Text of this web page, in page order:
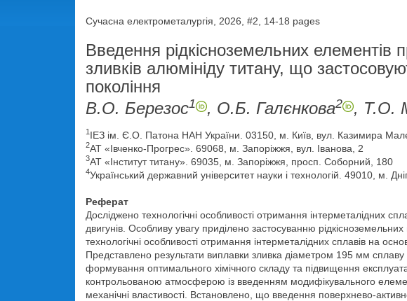
Сучасна електрометалургія, 2026, #2, 14-18 pages
Введення рідкісноземельних
зливків алюмініду титану, що
покоління
В.О. Березос1 , О.Б. Галєнкова2 , T.О.
1ІЕЗ ім. Є.О. Патона НАН України. 03150, м. Київ, вул. Казимира
2АТ «Івченко-Прогрес». 69068, м. Запоріжжя, вул. Іванова, 2
3АТ «Інститут титану». 69035, м. Запоріжжя, просп. Соборний, 180
4Український державний університет науки і технологій. 49010, м.
Реферат
Досліджено технологічні особливості отримання інтерметалідних
двигунів. Особливу увагу приділено застосуванню
технологічні особливості отримання інтерметалідних сплавів на
Представлено результати виплавки зливка діаметром 195 мм
формування оптимального хімічного складу та підвищення
контрольованою атмосферою із введенням модифікувального
механічні властивості. Встановлено, що введення поверхнево-